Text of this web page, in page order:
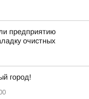
предприятию
очистных
город!